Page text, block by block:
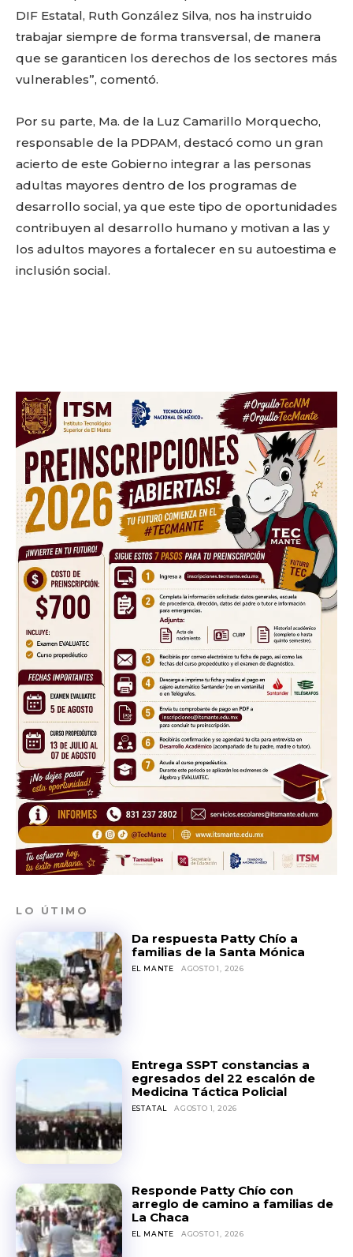
Facebook
Twitter
EmailWhatsApp
Copy
Link
Gmail
Telegram
SUBSCRIBE
DIF Estatal, Ruth González Silva, nos ha instruido
trabajar siempre de forma transversal, de manera
que se garanticen los derechos de los sectores más
vulnerables”, comentó.
Por su parte, Ma. de la Luz Camarillo Morquecho,
responsable de la PDPAM, destacó como un gran
acierto de este Gobierno integrar a las personas
adultas mayores dentro de los programas de
desarrollo social, ya que este tipo de oportunidades
contribuyen al desarrollo humano y motivan a las y
los adultos mayores a fortalecer en su autoestima e
inclusión social.
LO ÚTIMO
Da respuesta Patty Chío a
familias de la Santa Mónica
EL MANTE AGOSTO 1, 2026
Entrega SSPT constancias a
egresados del 22 escalón de
Medicina Táctica Policial
ESTATAL AGOSTO 1, 2026
Responde Patty Chío con
arreglo de camino a familias de
La Chaca
EL MANTE AGOSTO 1, 2026